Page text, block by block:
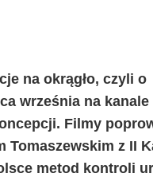
na okrągło, czyli o
września na kanale
Filmy
Tomaszewskim z II
metod kontroli